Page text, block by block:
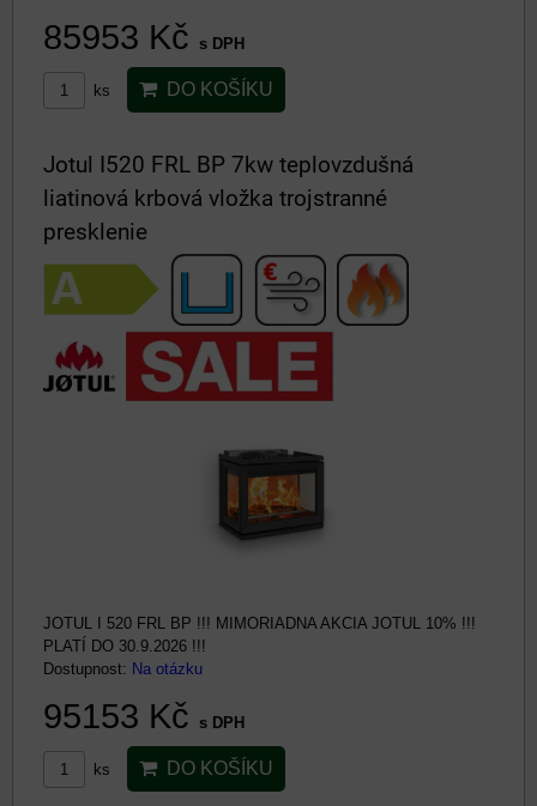
85953 Kč s DPH
ks DO KOŠÍKU
Jotul I520 FRL BP 7kw teplovzdušná
liatinová krbová vložka trojstranné
presklenie
JOTUL I 520 FRL BP !!! MIMORIADNA AKCIA JOTUL 10% !!!
PLATÍ DO 30.9.2026 !!!
Dostupnost: Na otázku
95153 Kč s DPH
ks DO KOŠÍKU